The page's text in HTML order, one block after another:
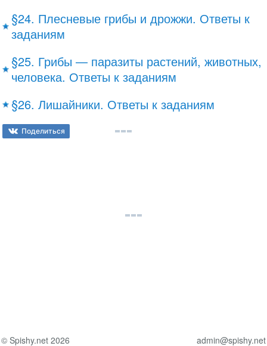
§24. Плесневые грибы и дрожжи. Ответы к
заданиям
§25. Грибы — паразиты растений, животных,
человека. Ответы к заданиям
§26. Лишайники. Ответы к заданиям
Поделиться
© Spishy.net 2026 admin@spishy.net